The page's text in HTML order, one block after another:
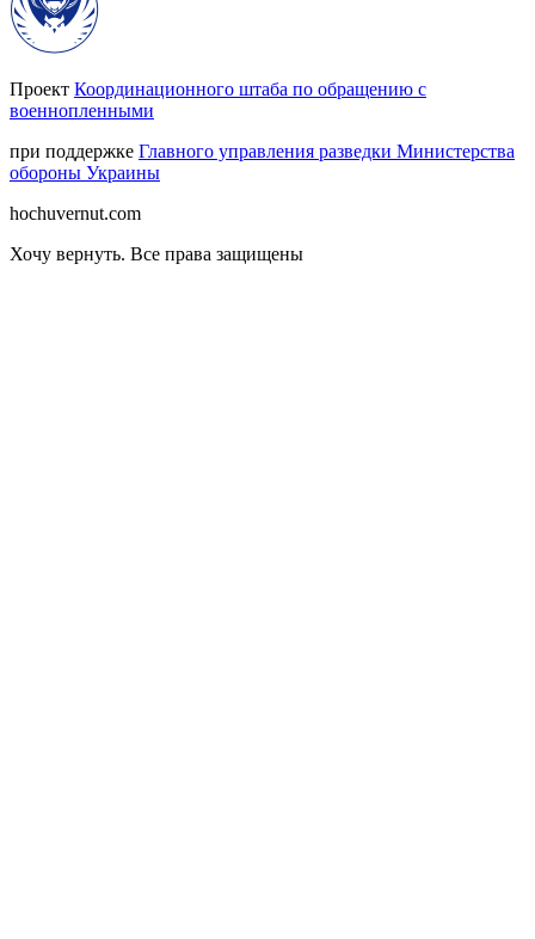
Проект Координационного штаба по обращению с
военнопленными
при поддержке Главного управления разведки Министерства
обороны Украины
hochuvernut.com
Хочу вернуть. Все права защищены